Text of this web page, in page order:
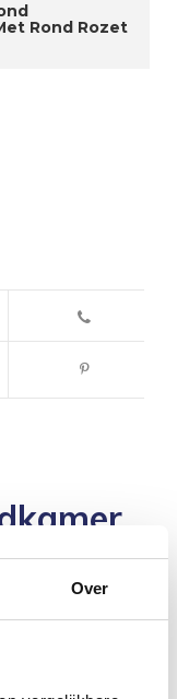
Over
Rond Rozet
Deel jouw
we een